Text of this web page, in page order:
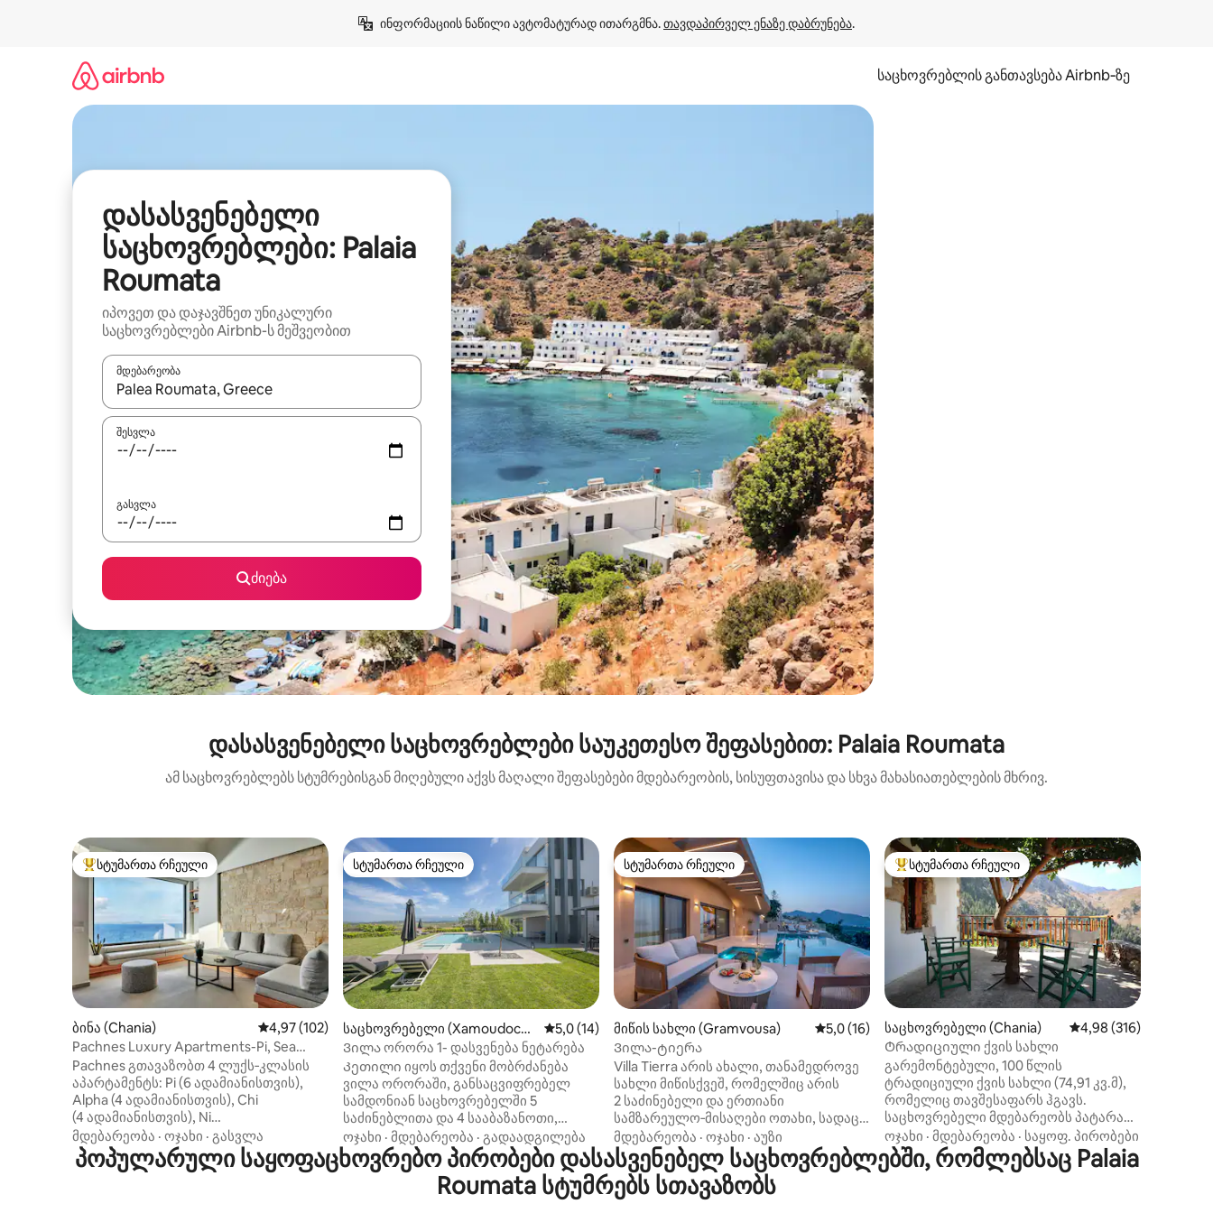
ინფორმაციის ნაწილი ავტომატურად ითარგმნა. თავდაპირველ ენაზე დაბრუნება.
საცხოვრებლის განთავსება Airbnb‑ზე
დასასვენებელი
საცხოვრებლები: Palaia
Roumata
იპოვეთ და დაჯავშნეთ უნიკალური
საცხოვრებლები Airbnb-ს მეშვეობით
მდებარეობა
როცა შედეგები ხელმისაწვდომი გახდება, ნავიგაციისთვის გამოიყენეთ კლავიშები ზემოთ/ქვემოთ მიმართული ისრებით ან შეხებისა თუ თითის გასმის ჟესტები.
შესვლა
გასვლა
ძიება
დასასვენებელი საცხოვრებლები საუკეთესო შეფასებით: Palaia Roumata
ამ საცხოვრებლებს სტუმრებისგან მიღებული აქვს მაღალი შეფასებები მდებარეობის, სისუფთავისა და სხვა მახასიათებლების მხრივ.
სტუმართა რჩეული მოწინავე ვარიანტი
სტუმართა რჩეული
ბინა (Chania) საშუალო შეფასებაა 5‑დან 4,97, 102 მიმოხილვა
4,97 (102)
Pachnes Luxury Apartments-Pi, Sea
View,Heated Pool
Pachnes გთავაზობთ 4 ლუქს‑კლასის
აპარტამენტს: Pi (6 ადამიანისთვის),
Alpha (4 ადამიანისთვის), Chi
(4 ადამიანისთვის), Ni
(2 ადამიანისთვის). ეს არის Apt. Pi,
რომელსაც აქვს 2 საძინებელი,
თითოეულში 1 საწოლი კინგ‑საიზის
მდებარეობა · ოჯახი · გასვლა
სტუმართა რჩეული
სტუმართა რჩეული
საცხოვრებელი (Xamoudocho
ri)
საშუალო შეფასებაა 5‑დან 5,0, 14 მიმოხილვა
5,0 (14)
Ვილა ორორა 1- დასვენება ნეტარება
Კეთილი იყოს თქვენი მობრძანება
ვილა ორორაში, განსაცვიფრებელ
სამდონიან საცხოვრებელში 5
საძინებლითა და 4 სააბაზანოთი,
რომელიც იდეალურია ოჯახებისთვის
ან ჯგუფებისთვის. Თვალწარმტაცი,
დაუბრკოლებელი ოკეანის ხედების
მქონე გორაკზე მდებარე ეს ფართო
ვილა აღჭურვილია დიდი საცურაო
ოჯახი · მდებარეობა · გადაადგილება
სტუმართა რჩეული
სტუმართა რჩეული
მიწის სახლი (Gramvousa) საშუალო შეფასებაა 5‑დან 5,0, 16 მიმოხილვა
5,0 (16)
Ვილა-ტიერა
Villa Tierra არის ახალი, თანამედროვე
სახლი მიწისქვეშ, რომელშიც არის
2 საძინებელი და ერთიანი
სამზარეულო‑მისაღები ოთახი, სადაც
კიდევ ორი ადამიანის განთავსებაა
შესაძლებელი. გარე სივრცეში არის
დიდი უსასრულო აუზი (შესაძლებელია
გათბობა დამატებითი გადასახადით),
საიდანაც იშლება გრამვუსას,
მდებარეობა · ოჯახი · აუზი
სტუმართა რჩეული მოწინავე ვარიანტი
სტუმართა რჩეული
საცხოვრებელი (Chania) საშუალო შეფასებაა
4,98 (316)
Ტრადიციული ქვის სახლი
გარემონტებული, 100 წლის
ტრადიციული ქვის სახლი (74,91 კვ.მ),
რომელიც თავშესაფარს ჰგავს.
საცხოვრებელი მდებარეობს პატარა
სოფელ ზურვაში, თეთრი მთების
შუაგულში, ზღვის დონიდან 650 მეტრის
სიმაღლეზე. კეთილმოწყობილი,
ოჯახი · მდებარეობა · საყოფ. პირობები
პოპულარული საყოფაცხოვრებო პირობები დასასვენებელ საცხოვრებლებში, რომლებსაც Palaia
Roumata სტუმრებს სთავაზობს